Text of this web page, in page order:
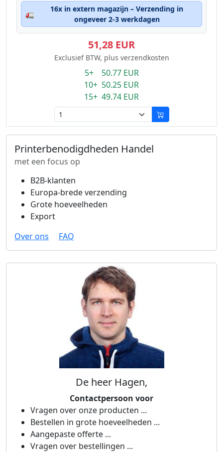
🚛
16x in extern magazijn – Verzending in
ongeveer 2-3 werkdagen
51,28 EUR
Exclusief BTW, plus verzendkosten
5+ 50.77 EUR
10+ 50.25 EUR
15+ 49.74 EUR
Printerbenodigdheden Handel
met een focus op
B2B-klanten
Europa-brede verzending
Grote hoeveelheden
Export
Over ons
FAQ
De heer Hagen,
Contactpersoon voor
Vragen over onze producten ...
Bestellen in grote hoeveelheden ...
Aangepaste offerte ...
Vragen over bestellingen ...